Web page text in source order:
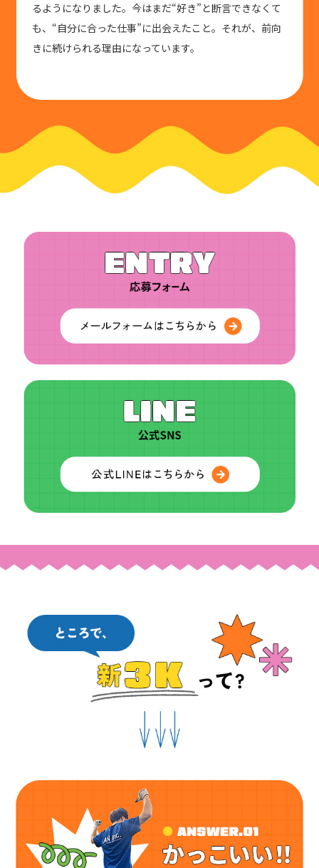
るようになりました。今はまだ“好き”と断言できなくて
も、“自分に合った仕事”に出会えたこと。それが、前向
きに続けられる理由になっています。